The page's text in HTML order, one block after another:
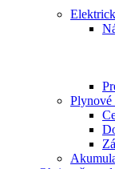
Plynové